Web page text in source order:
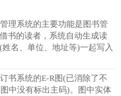
理系统的主要功能是图书管
书的读者，系统自动生成读
名、单位、地址等)一起写入
书系统的E-R图(已消除了不
中没有标出主码)。图中实体